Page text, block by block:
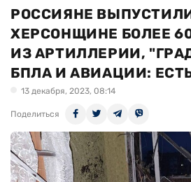
РОССИЯНЕ
ХЕРСОНЩИНЕ БОЛЕЕ
ИЗ АРТИЛЛЕРИИ,
БПЛА И АВИАЦИИ:
13 декабря, 2023, 08:14
Поделиться